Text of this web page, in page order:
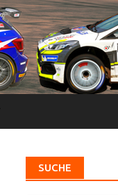
SUCHE